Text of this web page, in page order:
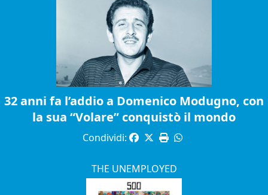
32 anni fa l’addio a Domenico Modugno, con
la sua “Volare” conquistò il mondo
Condividi:
THE UNEMPLOYED